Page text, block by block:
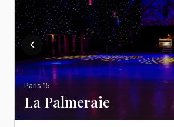
Paris 15
La Palmeraie